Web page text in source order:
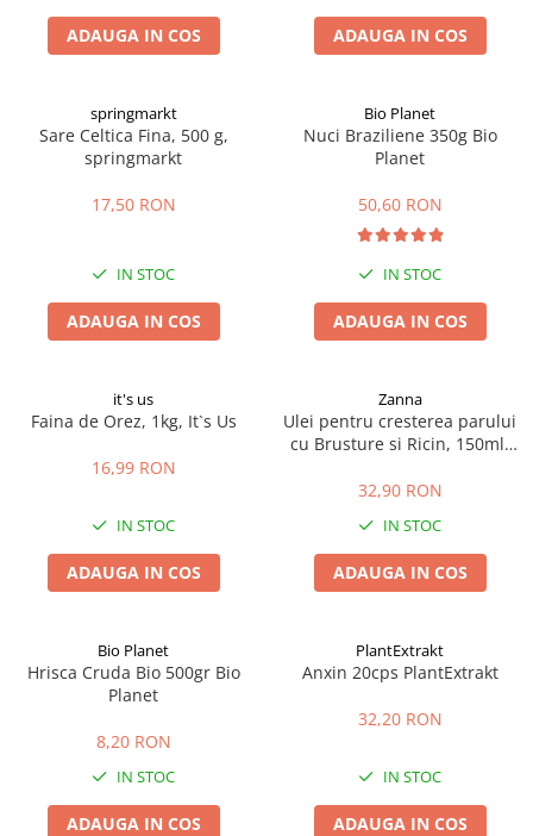
Produse pentru sportivi
Suplimente fitness
Batoane proteice
Pentru antrenament
Mama si copilul
Sarcina si alaptare
Atelierul de cafea si ceaiuri
Ceaiuri simple
Ceaiuri medicinale compuse
Ceaiuri Maté
Cafea verde
Alte produse din Cocos
ADAUGA IN COS ADAUGA IN COS
springmarkt
Sare Celtica Fina, 500 g,
springmarkt
17,50 RON
IN STOC
ADAUGA IN COS
Bio Planet
Nuci Braziliene 350g Bio
Planet
50,60 RON
IN STOC
ADAUGA IN COS
it's us
Faina de Orez, 1kg, It`s Us
16,99 RON
IN STOC
ADAUGA IN COS
Zanna
Ulei pentru cresterea parului
cu Brusture si Ricin, 150ml,
32,90 RON
IN STOC
ADAUGA IN COS
Bio Planet
Hrisca Cruda Bio 500gr Bio
Planet
8,20 RON
IN STOC
ADAUGA IN COS
PlantExtrakt
Anxin 20cps PlantExtrakt
32,20 RON
IN STOC
ADAUGA IN COS